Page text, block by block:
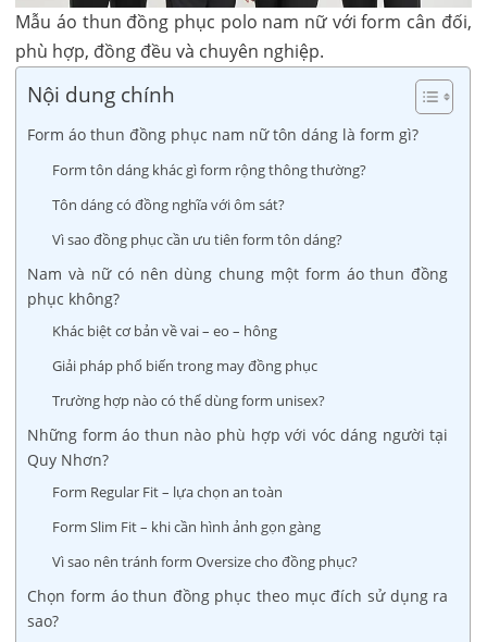
Mẫu áo thun đồng phục polo nam nữ với form cân đối,
phù hợp, đồng đều và chuyên nghiệp.
Nội dung chính
Form áo thun đồng phục nam nữ tôn dáng là form gì?
Form tôn dáng khác gì form rộng thông thường?
Tôn dáng có đồng nghĩa với ôm sát?
Vì sao đồng phục cần ưu tiên form tôn dáng?
Nam và nữ có nên dùng chung một form áo thun đồng
phục không?
Khác biệt cơ bản về vai – eo – hông
Giải pháp phổ biến trong may đồng phục
Trường hợp nào có thể dùng form unisex?
Những form áo thun nào phù hợp với vóc dáng người tại
Quy Nhơn?
Form Regular Fit – lựa chọn an toàn
Form Slim Fit – khi cần hình ảnh gọn gàng
Vì sao nên tránh form Oversize cho đồng phục?
Chọn form áo thun đồng phục theo mục đích sử dụng ra
sao?